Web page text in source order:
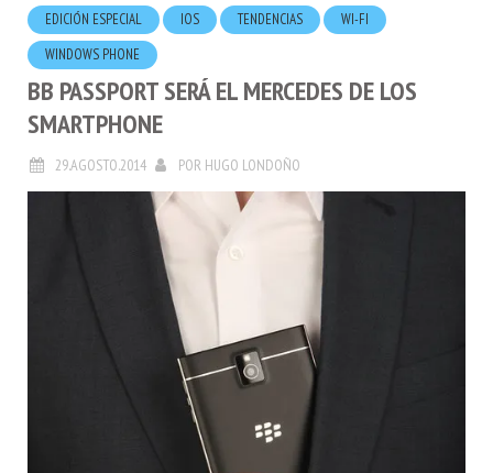
EDICIÓN ESPECIAL
IOS TENDENCIAS
WI-FI
WINDOWS PHONE
BB PASSPORT SERÁ EL MERCEDES DE LOS
SMARTPHONE
29.AGOSTO.2014 POR HUGO LONDOÑO